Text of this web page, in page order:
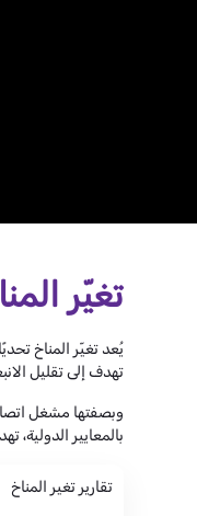
تغيّر
يُعد تغيّر المناخ
تهدف إلى تقليل
وبصفتها مشغل
بالمعايير الدولية،
تقارير تغير المناخ